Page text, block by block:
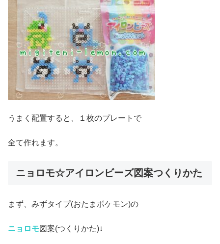
うまく配置すると、１枚のプレートで
全て作れます。
ニョロモ☆アイロンビーズ図案つくりかた
まず、みずタイプ(おたまポケモン)の
ニョロモ図案(つくりかた)↓